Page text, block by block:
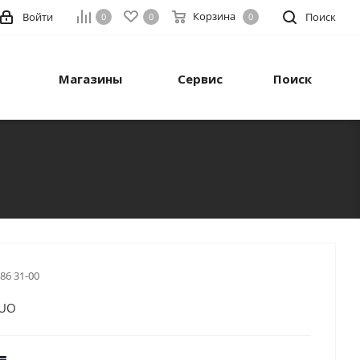
Поиск
0 0 Корзина 0
Войти
Магазины Сервис Поиск
31-00